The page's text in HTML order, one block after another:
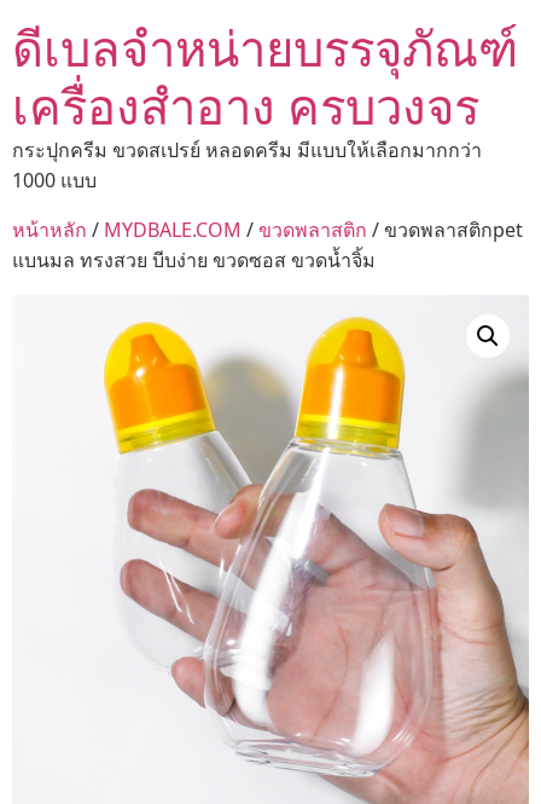
ดีเบลจำหน่ายบรรจุภัณฑ์
เครื่องสำอาง ครบวงจร
กระปุกครีม ขวดสเปรย์ หลอดครีม มีแบบให้เลือกมากกว่า
1000 แบบ
หน้าหลัก / MYDBALE.COM /ขวดพลาสติก / ขวดพลาสติกpet
แบนมล ทรงสวย บีบง่าย ขวดซอส ขวดน้ำจิ้ม